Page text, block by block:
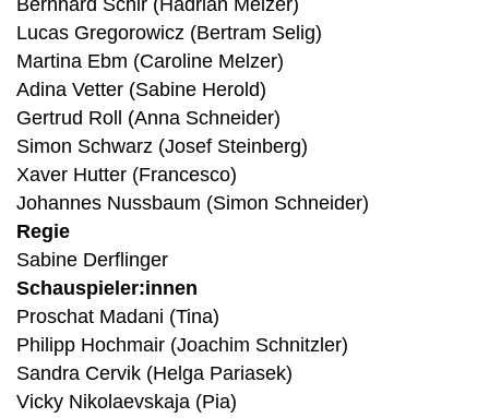
Bernhard Schir (Hadrian Melzer)
Lucas Gregorowicz (Bertram Selig)
Martina Ebm (Caroline Melzer)
Adina Vetter (Sabine Herold)
Gertrud Roll (Anna Schneider)
Simon Schwarz (Josef Steinberg)
Xaver Hutter (Francesco)
Johannes Nussbaum (Simon Schneider)
Regie
Sabine Derflinger
Schauspieler:innen
Proschat Madani (Tina)
Philipp Hochmair (Joachim Schnitzler)
Sandra Cervik (Helga Pariasek)
Vicky Nikolaevskaja (Pia)